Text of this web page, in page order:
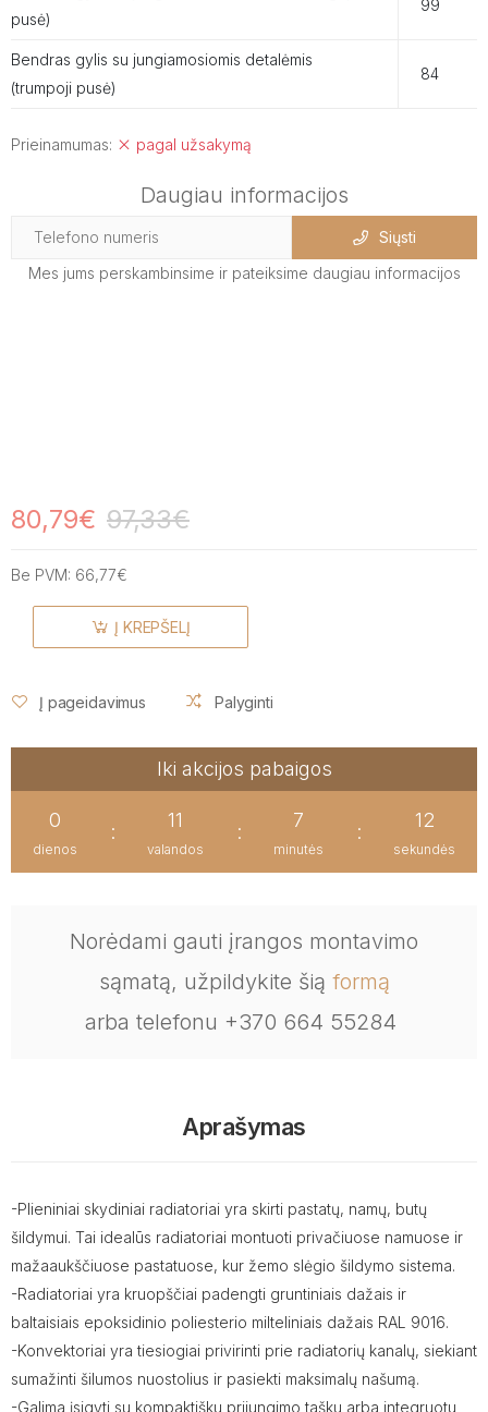
pusė)
99
Bendras gylis su jungiamosiomis detalėmis
(trumpoji pusė)
84
Prieinamumas: pagal užsakymą
Daugiau informacijos
Siųsti
Mes jums perskambinsime ir pateiksime daugiau informacijos
80,79€ 97,33€
Be PVM: 66,77€
Į KREPŠELĮ
Į pageidavimus Palyginti
Iki akcijos pabaigos
0
dienos
:
11
valandos
:
7
minutės
:
12
sekundės
Norėdami gauti įrangos montavimo
sąmatą, užpildykite šią formą
arba telefonu +370 664 55284
Aprašymas
-Plieniniai skydiniai radiatoriai yra skirti pastatų, namų, butų
šildymui. Tai idealūs radiatoriai montuoti privačiuose namuose ir
mažaaukščiuose pastatuose, kur žemo slėgio šildymo sistema.
-Radiatoriai yra kruopščiai padengti gruntiniais dažais ir
baltaisiais epoksidinio poliesterio milteliniais dažais RAL 9016.
-Konvektoriai yra tiesiogiai privirinti prie radiatorių kanalų, siekiant
sumažinti šilumos nuostolius ir pasiekti maksimalų našumą.
-Galima įsigyti su kompaktišku prijungimo tašku arba integruotu